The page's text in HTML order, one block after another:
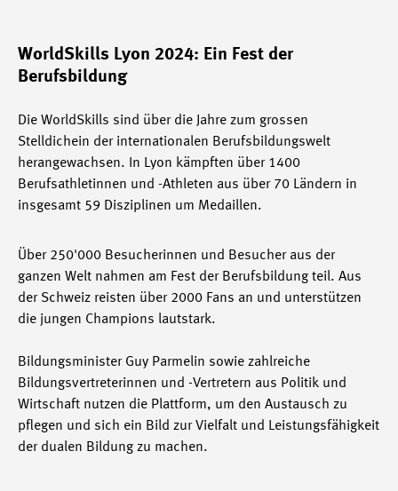
WorldSkills Lyon 2024: Ein Fest der
Berufsbildung
Die WorldSkills sind über die Jahre zum grossen
Stelldichein der internationalen Berufsbildungswelt
herangewachsen. In Lyon kämpften über 1400
Berufsathletinnen und -Athleten aus über 70 Ländern in
insgesamt 59 Disziplinen um Medaillen.
Über 250'000 Besucherinnen und Besucher aus der
ganzen Welt nahmen am Fest der Berufsbildung teil. Aus
der Schweiz reisten über 2000 Fans an und unterstützen
die jungen Champions lautstark.
Bildungsminister Guy Parmelin sowie zahlreiche
Bildungsvertreterinnen und -Vertretern aus Politik und
Wirtschaft nutzen die Plattform, um den Austausch zu
pflegen und sich ein Bild zur Vielfalt und Leistungsfähigkeit
der dualen Bildung zu machen.